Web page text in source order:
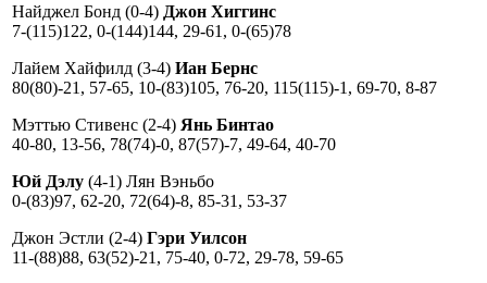
Найджел Бонд (0-4) Джон Хиггинс
7-(115)122, 0-(144)144, 29-61, 0-(65)78
Лайем Хайфилд (3-4) Иан Бернс
80(80)-21, 57-65, 10-(83)105, 76-20, 115(115)-1, 69-70, 8-87
Мэттью Стивенс (2-4) Янь Бинтао
40-80, 13-56, 78(74)-0, 87(57)-7, 49-64, 40-70
Юй Дэлу (4-1) Лян Вэньбо
0-(83)97, 62-20, 72(64)-8, 85-31, 53-37
Джон Эстли (2-4) Гэри Уилсон
11-(88)88, 63(52)-21, 75-40, 0-72, 29-78, 59-65